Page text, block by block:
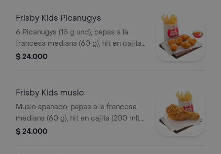
Frisby Kids Picanugys
6 Picanugys (15 g und), papas a la
francesa mediana (60 g), hit en cajita
(200 ml), golosina y un divertido
$ 24.000
Frisby Kids muslo
Muslo apanado, papas a la francesa
mediana (60 g), hit en cajita (200 ml),
golosina y un divertido juguete
$ 24.000